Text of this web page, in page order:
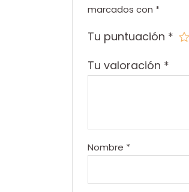
marcados con *
Tu puntuación *
Tu valoración *
Nombre *